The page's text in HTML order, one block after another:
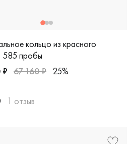
кольцо из красного
585 пробы
₽ 67 160 ₽ 25%
1 отзыв